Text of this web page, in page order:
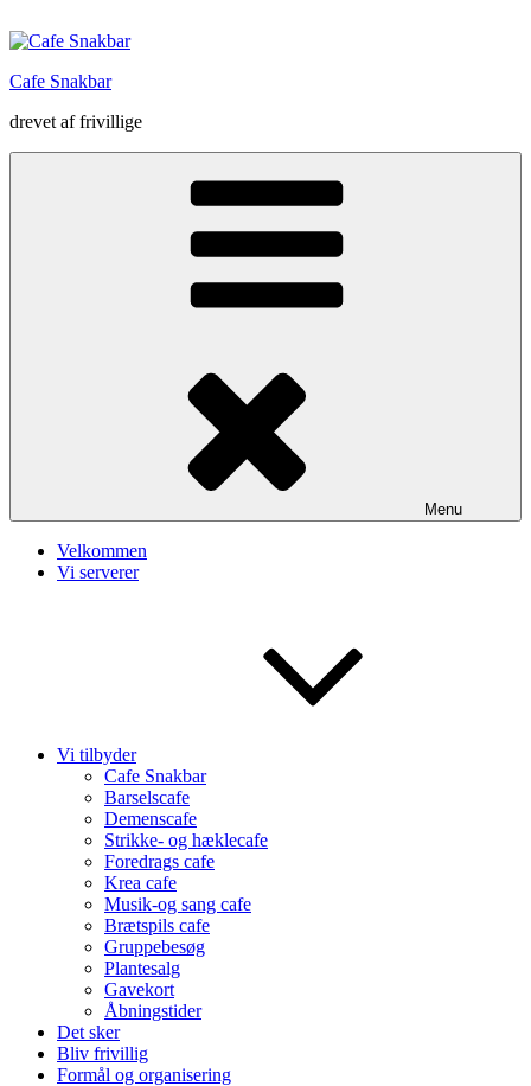
til
Cafe Snakbar
drevet af frivillige
Menu
Velkommen
Vi serverer
Vi tilbyder
Cafe Snakbar
Barselscafe
Demenscafe
Strikke- og hæklecafe
Foredrags cafe
Krea cafe
Musik-og sang cafe
Brætspils cafe
Gruppebesøg
Plantesalg
Gavekort
Åbningstider
Det sker
Bliv frivillig
Formål og organisering